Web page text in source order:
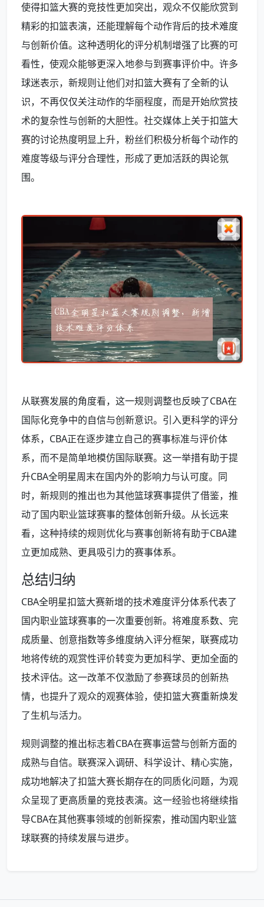
使得扣篮大赛的竞技性更加突出，观众不仅能欣赏到
精彩的扣篮表演，还能理解每个动作背后的技术难度
与创新价值。这种透明化的评分机制增强了比赛的可
看性，使观众能够更深入地参与到赛事评价中。许多
球迷表示，新规则让他们对扣篮大赛有了全新的认
识，不再仅仅关注动作的华丽程度，而是开始欣赏技
术的复杂性与创新的大胆性。社交媒体上关于扣篮大
赛的讨论热度明显上升，粉丝们积极分析每个动作的
难度等级与评分合理性，形成了更加活跃的舆论氛
围。
从联赛发展的角度看，这一规则调整也反映了CBA在
国际化竞争中的自信与创新意识。引入更科学的评分
体系，CBA正在逐步建立自己的赛事标准与评价体
系，而不是简单地模仿国际联赛。这一举措有助于提
升CBA全明星周末在国内外的影响力与认可度。同
时，新规则的推出也为其他篮球赛事提供了借鉴，推
动了国内职业篮球赛事的整体创新升级。从长远来
看，这种持续的规则优化与赛事创新将有助于CBA建
立更加成熟、更具吸引力的赛事体系。
总结归纳
CBA全明星扣篮大赛新增的技术难度评分体系代表了
国内职业篮球赛事的一次重要创新。将难度系数、完
成质量、创意指数等多维度纳入评分框架，联赛成功
地将传统的观赏性评价转变为更加科学、更加全面的
技术评估。这一改革不仅激励了参赛球员的创新热
情，也提升了观众的观赛体验，使扣篮大赛重新焕发
了生机与活力。
规则调整的推出标志着CBA在赛事运营与创新方面的
成熟与自信。联赛深入调研、科学设计、精心实施，
成功地解决了扣篮大赛长期存在的同质化问题，为观
众呈现了更高质量的竞技表演。这一经验也将继续指
导CBA在其他赛事领域的创新探索，推动国内职业篮
球联赛的持续发展与进步。